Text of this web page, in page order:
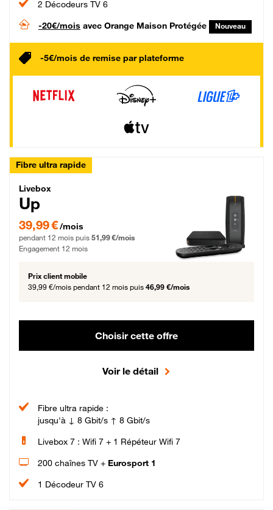
2 Décodeurs TV 6
-20€/mois avec Orange Maison Protégée Nouveau
-5€/mois de remise par plateforme
Fibre ultra rapide
Livebox Up Fibre
Livebox
Up
39,99 € par mois pendant 12 mois puis 51,99 € par mois, Engagement 12 mois
39,99 €/mois
pendant 12 mois puis 51,99 €/mois
Engagement 12 mois
Prix client mobile
39,99 €/mois pendant 12 mois puis 46,99 €/mois
Choisir cette offre
Voir le détail
Fibre ultra rapide :
jusqu'à ↓ 8 Gbit/s ↑ 8 Gbit/s
Livebox 7 : Wifi 7 + 1 Répéteur Wifi 7
200 chaînes TV + Eurosport 1
1 Décodeur TV 6